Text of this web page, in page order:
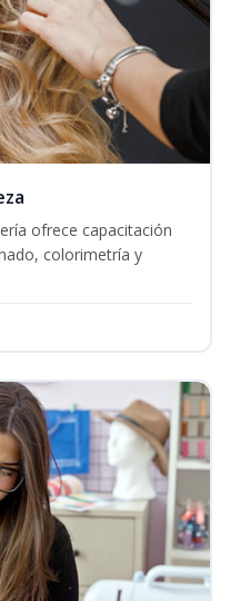
ofrece capacitación
colorimetría y